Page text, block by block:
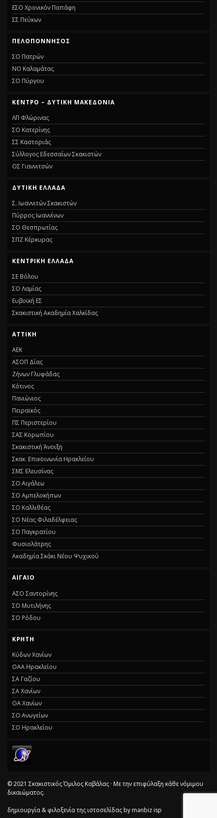
ΕΣΟ Χρονικόν Παπάφη
ΣΣ Πεύκων
ΠΕΛΟΠΟΝΝΗΣΟΣ
ΣΟ Πατρών
ΝΟ Καλαμάτας
ΣΟ Πύργου
ΚΕΝΤΡΟ – ΔΥΤΙΚΗ ΜΑΚΕΔΟΝΙΑ
ΛΠ Φλώρινας
ΣΟ Κατερίνης
ΣΣ Καστοριάς
Σύλλογος Εδεσσαίων Σκακιστών
ΟΣ Γιαννιτσών
ΔΥΤΙΚΗ ΕΛΛΑΔΑ
Σ. Ιωαννιτών Σκακιστών
Πύρρος Ιωαννίνων
ΣΟ Θεσπρωτίας
ΣΠΖ Κέρκυρας
ΚΕΝΤΡΙΚΗ ΕΛΛΑΔΑ
ΣΕ Βόλου
ΣΟ Λαμίας
Ευβοϊκή ΕΣ
Σκακιστική Ακαδημία Χαλκίδας
ΑΤΤΙΚΗ
ΑΕΚ
ΑΣΟΠ Δίας
Ζήνων Γλυφάδας
Κότινος
Πανιώνιος
Πειραϊκός
ΠΣ Περιστερίου
ΣΑΣ Κορωπίου
Σκακιστική Άνοιξη
Σκακ. Επικοινωνία Ηρακλείου
ΣΜΣ Ελευσίνας
ΣΟ Αιγάλεω
ΣΟ Αμπελοκήπων
ΣΟ Καλλιθέας
ΣΟ Νέας Φιλαδέλφειας
ΣΟ Παγκρατίου
Φυσιολάτρης
Ακαδημία Σκάκι Νέου Ψυχικού
ΑΙΓΑΙΟ
ΑΣΟ Σαντορίνης
ΣΟ Μυτιλήνης
ΣΟ Ρόδου
ΚΡΗΤΗ
Κύδων Χανίων
ΟΑΑ Ηρακλείου
ΣΑ Γαζίου
ΣΑ Χανίων
ΟΑ Χανίων
ΣΟ Ανωγείων
ΣΟ Ηρακλείου
© 2021 Σκακιστικός Όμιλος Καβάλας · Με την επιφύλαξη κάθε νόμιμου
δικαιώματος.
δημιουργία & φιλοξενία της ιστοσελίδας by manbiz isp